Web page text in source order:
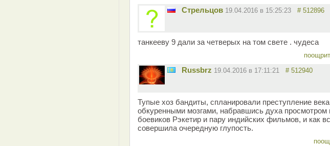
Стрельцов 19.04.2016 в 15:25:23 # 512896
танкееву 9 дали за четверых на том свете . чудеса
Russbrz 19.04.2016 в 17:11:21 # 512940
Тупые хоз бандиты, спланировали преступление
обкуренными мозгами, набравшись духа просмотром
боевиков Рэкетир и пару индийских фильмов, и как
совершила очередную глупость.